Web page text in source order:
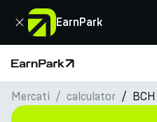
EarnPark
Chiudi
Pagina principale
Prodotti
Mercati сalculator BCH